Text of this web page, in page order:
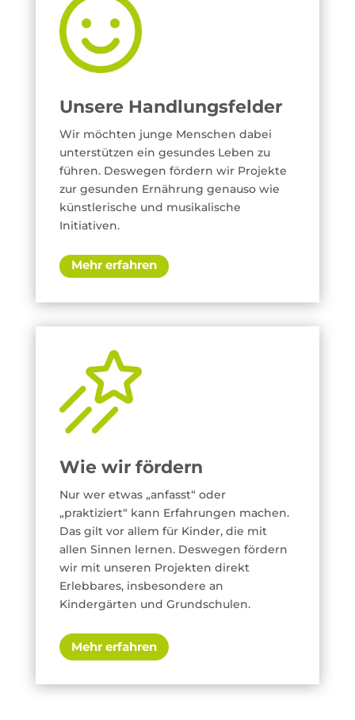
Unsere Handlungsfelder
Wir möchten junge Menschen dabei
unterstützen ein gesundes Leben zu
führen. Deswegen fördern wir Projekte
zur gesunden Ernährung genauso wie
künstlerische und musikalische
Initiativen.
Mehr erfahren
Wie wir fördern
Nur wer etwas „anfasst“ oder
„praktiziert“ kann Erfahrungen machen.
Das gilt vor allem für Kinder, die mit
allen Sinnen lernen. Deswegen fördern
wir mit unseren Projekten direkt
Erlebbares, insbesondere an
Kindergärten und Grundschulen.
Mehr erfahren